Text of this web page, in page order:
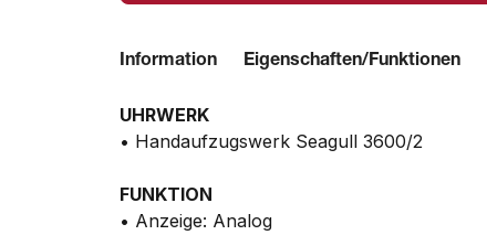
Information Eigenschaften/Funktionen
UHRWERK
• Handaufzugswerk Seagull 3600/2
FUNKTION
• Anzeige: Analog